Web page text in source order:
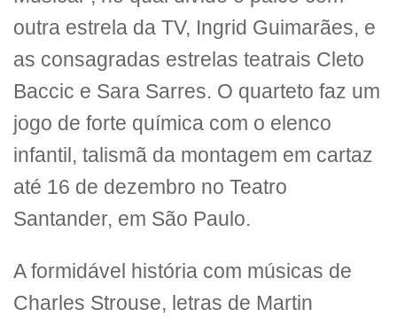
outra estrela da TV, Ingrid Guimarães, e
as consagradas estrelas teatrais Cleto
Baccic e Sara Sarres. O quarteto faz um
jogo de forte química com o elenco
infantil, talismã da montagem em cartaz
até 16 de dezembro no Teatro
Santander, em São Paulo.
A formidável história com músicas de
Charles Strouse, letras de Martin